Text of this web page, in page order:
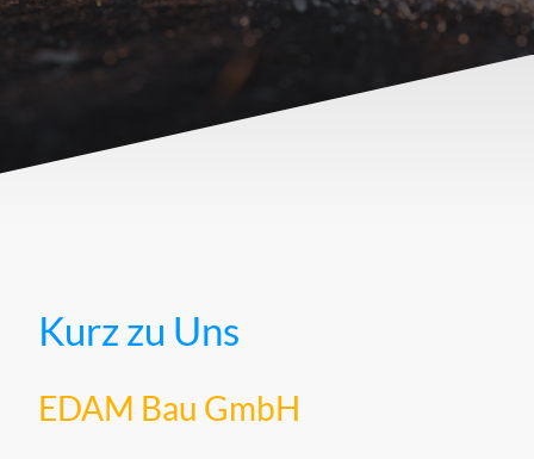
Kurz zu Uns
EDAM Bau GmbH